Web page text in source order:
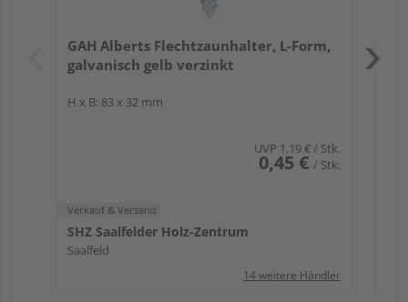
GAH Alberts Flechtzaunhalter, L-Form,
galvanisch gelb verzinkt
H x B: 83 x 32 mm
UVP 1,19 €/ Stk.
0,45 € / Stk.
Verkauf & Versand
SHZ Saalfelder Holz-Zentrum
Saalfeld
14 weitere Händler